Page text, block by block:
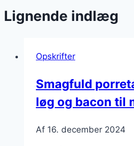
Lignende indlæg
Opskrifter
Smagfuld
løg og bacon til
Af 16. december 2024